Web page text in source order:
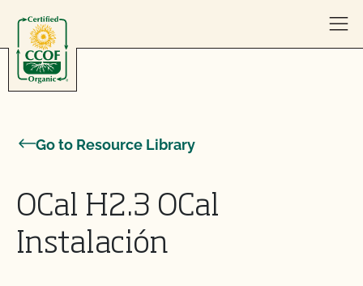
Go to Resource Library
OCal H2.3 OCal
Instalación